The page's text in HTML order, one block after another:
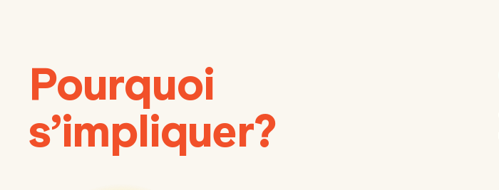
Pourquoi
s’impliquer?